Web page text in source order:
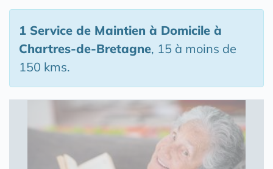
1 Service de Maintien à Domicile à
Chartres-de-Bretagne, 15 à moins de
150 kms.